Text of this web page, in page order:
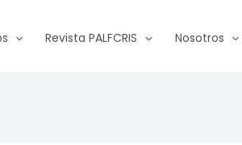
Revista PALFCRIS Nosotros